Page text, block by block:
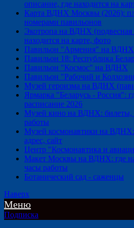
описание, где находится на
Карта ВДНХ Москвы (2026):
номерами павильонов
Экотропа на ВДНХ (подвесная
находится на карте, фото
Павильон "Армения" на
Павильон 18: Республика
Павильон "Космос" на ВДНХ
Павильон "Рабочий и
Музей героизма на ВДНХ
Ярмарка "Беларусь - Россия":
расписание 2026
Музей кино на ВДНХ: билеты,
работы
Музей космонавтики на
адрес, сайт
Центр "Космонавтика и
Макет Москвы на ВДНХ: где
часы работы
Ботанический сад - саженцы
Наверх
Меню
Подписка